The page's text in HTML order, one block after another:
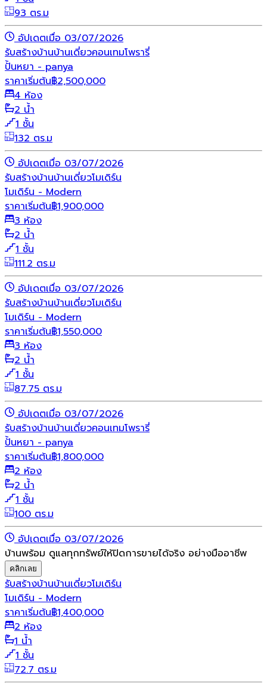
93 ตร.ม
อัปเดตเมื่อ 03/07/2026
รับสร้างบ้านบ้านเดี่ยวคอนเทมโพรารี่
ปั้นหยา - panya
ราคาเริ่มต้น฿2,500,000
4 ห้อง
2 น้ำ
1 ชั้น
132 ตร.ม
อัปเดตเมื่อ 03/07/2026
รับสร้างบ้านบ้านเดี่ยวโมเดิร์น
โมเดิร์น - Modern
ราคาเริ่มต้น฿1,900,000
3 ห้อง
2 น้ำ
1 ชั้น
111.2 ตร.ม
อัปเดตเมื่อ 03/07/2026
รับสร้างบ้านบ้านเดี่ยวโมเดิร์น
โมเดิร์น - Modern
ราคาเริ่มต้น฿1,550,000
3 ห้อง
2 น้ำ
1 ชั้น
87.75 ตร.ม
อัปเดตเมื่อ 03/07/2026
รับสร้างบ้านบ้านเดี่ยวคอนเทมโพรารี่
ปั้นหยา - panya
ราคาเริ่มต้น฿1,800,000
2 ห้อง
2 น้ำ
1 ชั้น
100 ตร.ม
อัปเดตเมื่อ 03/07/2026
บ้านพร้อม ดูแลทุกทรัพย์ให้ปิดการขายได้จริง อย่างมืออาชีพ
คลิกเลย
รับสร้างบ้านบ้านเดี่ยวโมเดิร์น
โมเดิร์น - Modern
ราคาเริ่มต้น฿1,400,000
2 ห้อง
1 น้ำ
1 ชั้น
72.7 ตร.ม